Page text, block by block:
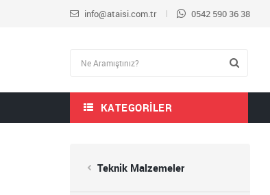
info@ataisi.com.tr 0542 590 36 38
KATEGORILER
Teknik Malzemeler